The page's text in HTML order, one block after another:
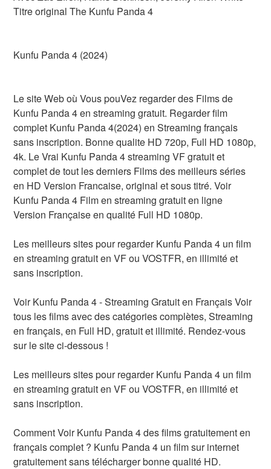
Titre original The Kunfu Panda 4
Kunfu Panda 4 (2024)
Le site Web où Vous pouVez regarder des Films de
Kunfu Panda 4 en streaming gratuit. Regarder film
complet Kunfu Panda 4(2024) en Streaming français
sans inscription. Bonne qualite HD 720p, Full HD 1080p,
4k. Le Vrai Kunfu Panda 4 streaming VF gratuit et
complet de tout les derniers Films des meilleurs séries
en HD Version Francaise, original et sous titré. Voir
Kunfu Panda 4 Film en streaming gratuit en ligne
Version Française en qualité Full HD 1080p.
Les meilleurs sites pour regarder Kunfu Panda 4 un film
en streaming gratuit en VF ou VOSTFR, en illimité et
sans inscription.
Voir Kunfu Panda 4 - Streaming Gratuit en Français Voir
tous les films avec des catégories complètes, Streaming
en français, en Full HD, gratuit et illimité. Rendez-vous
sur le site ci-dessous !
Les meilleurs sites pour regarder Kunfu Panda 4 un film
en streaming gratuit en VF ou VOSTFR, en illimité et
sans inscription.
Comment Voir Kunfu Panda 4 des films gratuitement en
français complet ? Kunfu Panda 4 un film sur internet
gratuitement sans télécharger bonne qualité HD.